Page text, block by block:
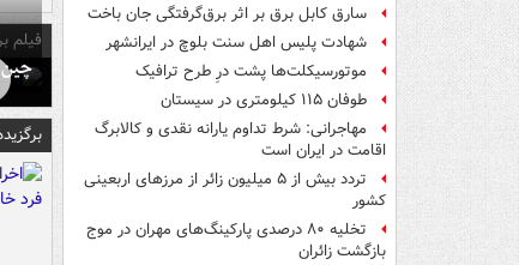
سارق کابل برق بر اثر برق‌گرفتگی جان باخت
شهادت پلیس اهل سنت بلوچ در ایرانشهر
موتورسیکلت‌ها پشت درِ طرح ترافیک
طوفان ۱۱۵ کیلومتری در سیستان
مهاجرانی: شرط تداوم یارانه نقدی و کالابرگ
اقامت در ایران است
تردد بیش از ۵ میلیون زائر از مرزهای اربعینی
کشور
تخلیه ۸۰ درصدی پارکینگ‌های مهران در موج
بازگشت زائران
فیلم